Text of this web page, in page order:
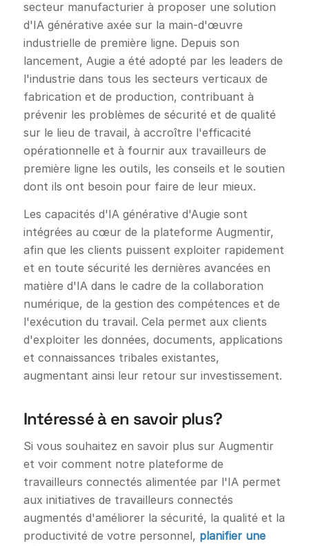
secteur manufacturier à proposer une solution
d'IA générative axée sur la main-d'œuvre
industrielle de première ligne. Depuis son
lancement, Augie a été adopté par les leaders de
l'industrie dans tous les secteurs verticaux de
fabrication et de production, contribuant à
prévenir les problèmes de sécurité et de qualité
sur le lieu de travail, à accroître l'efficacité
opérationnelle et à fournir aux travailleurs de
première ligne les outils, les conseils et le soutien
dont ils ont besoin pour faire de leur mieux.
Les capacités d'IA générative d'Augie sont
intégrées au cœur de la plateforme Augmentir,
afin que les clients puissent exploiter rapidement
et en toute sécurité les dernières avancées en
matière d'IA dans le cadre de la collaboration
numérique, de la gestion des compétences et de
l'exécution du travail. Cela permet aux clients
d'exploiter les données, documents, applications
et connaissances tribales existantes,
augmentant ainsi leur retour sur investissement.
Intéressé à en savoir plus?
Si vous souhaitez en savoir plus sur Augmentir
et voir comment notre plateforme de
travailleurs connectés alimentée par l'IA permet
aux initiatives de travailleurs connectés
augmentés d'améliorer la sécurité, la qualité et la
productivité de votre personnel, planifier une